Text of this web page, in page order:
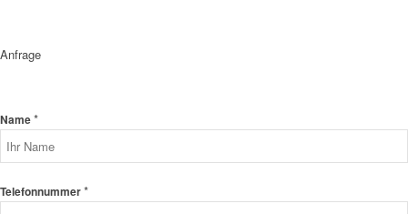
Anfrage
Name*
Telefonnummer*